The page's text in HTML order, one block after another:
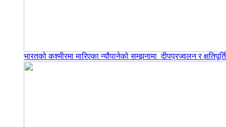
भारतको कश्मीरमा मारिएका न्यौपानेको सम्झनामा दीपप्रज्वलन र